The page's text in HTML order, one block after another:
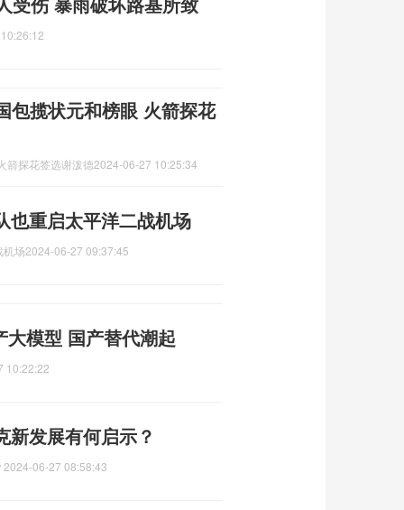
包揽状元和榜眼 火箭探花
箭探花签选谢泼德2024-06-27 10:25:34
也重启太平洋二战机场
机场2024-06-27 09:37:45
模型 国产替代潮起
10:22:22
新发展有何启示？
2024-06-27 08:58:43